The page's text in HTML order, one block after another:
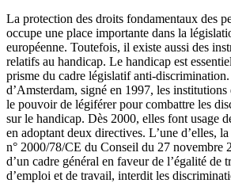
La protection des droits fondamentaux des
occupe une place importante dans la
européenne. Toutefois, il existe aussi des
relatifs au handicap. Le handicap est
prisme du cadre législatif anti-
d’Amsterdam, signé en 1997, les institutions
le pouvoir de légiférer pour combattre les
sur le handicap. Dès 2000, elles font usage
en adoptant deux directives. L’une d’elles,
n° 2000/78/CE du Conseil du 27 novembre
d’un cadre général en faveur de l’égalité de
d’emploi et de travail, interdit les